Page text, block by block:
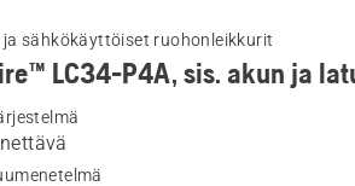
ja sähkökäyttöiset ruohonleikkurit
LC34-P4A, sis. akun ja